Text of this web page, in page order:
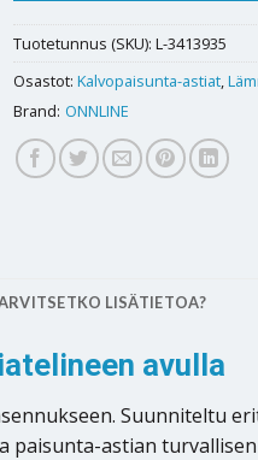
Tuotetunnus (SKU): L-3413935
Osastot: Kalvopaisunta-astiat,
Brand: ONNLINE
LISÄTIETOA?
avulla
Suunniteltu
astian